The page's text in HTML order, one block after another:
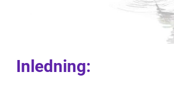
Inledning: